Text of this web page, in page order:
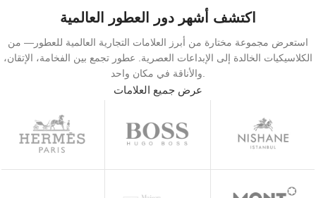
اكتشف أشهر دور العطور العالمية
استعرض مجموعة مختارة من أبرز العلامات التجارية العالمية للعطور— من
الكلاسيكيات الخالدة إلى الإبداعات العصرية. عطور تجمع بين الفخامة، الإتقان،
عرض جميع العلامات